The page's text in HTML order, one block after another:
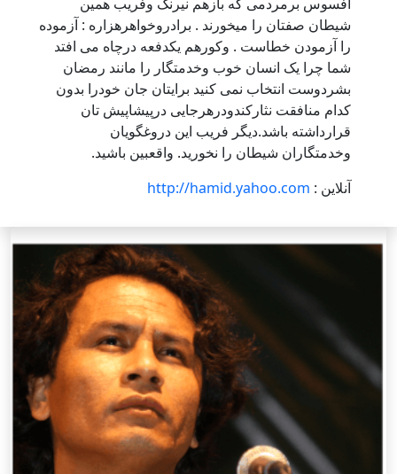
شیطان صفتان را میخورند . برادروخواهرهزاره : آزموده
را آزمودن خطاست . وکورهم یکدفعه درچاه می افتد
شما چرا یک انسان خوب وخدمتگار را مانند رمضان
بشردوست انتخاب نمی کنید برایتان جان خودرا بدون
کدام منافقت نثارکندودرهرجایی درپیشاپیش تان
قرارداشته باشد.دیگر فریب این دروغگویان
وخدمتگاران شیطان را نخورید. واقعبین باشید.
آنلاین : http://hamid.yahoo.com